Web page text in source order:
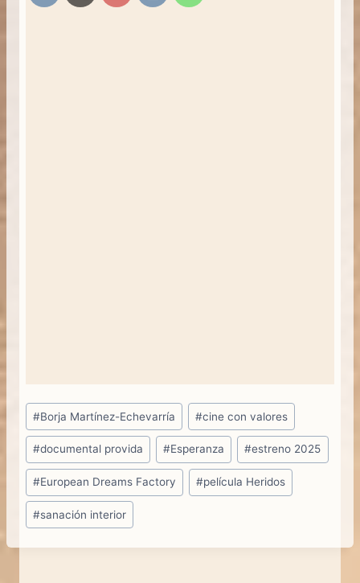
Etiquetas
de
la
entrada:
#Borja Martínez-Echevarría #cine con valores
#documental provida #Esperanza #estreno 2025
#European Dreams Factory #película Heridos
#sanación interior